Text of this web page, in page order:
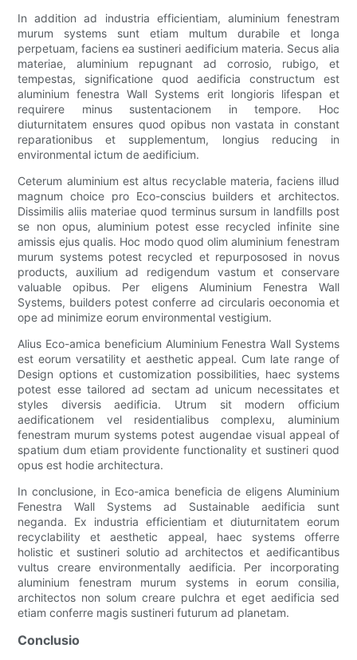
In addition ad industria efficientiam, aluminium fenestram
murum systems sunt etiam multum durabile et longa
perpetuam, faciens ea sustineri aedificium materia. Secus alia
materiae, aluminium repugnant ad corrosio, rubigo, et
tempestas, significatione quod aedificia constructum est
aluminium fenestra Wall Systems erit longioris lifespan et
requirere minus sustentacionem in tempore. Hoc
diuturnitatem ensures quod opibus non vastata in constant
reparationibus et supplementum, longius reducing in
environmental ictum de aedificium.
Ceterum aluminium est altus recyclable materia, faciens illud
magnum choice pro Eco-conscius builders et architectos.
Dissimilis aliis materiae quod terminus sursum in landfills post
se non opus, aluminium potest esse recycled infinite sine
amissis ejus qualis. Hoc modo quod olim aluminium fenestram
murum systems potest recycled et repurpososed in novus
products, auxilium ad redigendum vastum et conservare
valuable opibus. Per eligens Aluminium Fenestra Wall
Systems, builders potest conferre ad circularis oeconomia et
ope ad minimize eorum environmental vestigium.
Alius Eco-amica beneficium Aluminium Fenestra Wall Systems
est eorum versatility et aesthetic appeal. Cum late range of
Design options et customization possibilities, haec systems
potest esse tailored ad sectam ad unicum necessitates et
styles diversis aedificia. Utrum sit modern officium
aedificationem vel residentialibus complexu, aluminium
fenestram murum systems potest augendae visual appeal of
spatium dum etiam providente functionality et sustineri quod
opus est hodie architectura.
In conclusione, in Eco-amica beneficia de eligens Aluminium
Fenestra Wall Systems ad Sustainable aedificia sunt
neganda. Ex industria efficientiam et diuturnitatem eorum
recyclability et aesthetic appeal, haec systems offerre
holistic et sustineri solutio ad architectos et aedificantibus
vultus creare environmentally aedificia. Per incorporating
aluminium fenestram murum systems in eorum consilia,
architectos non solum creare pulchra et eget aedificia sed
etiam conferre magis sustineri futurum ad planetam.
Conclusio